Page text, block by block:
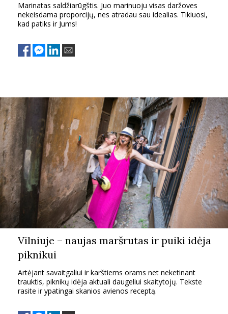
Marinatas saldžiarūgštis. Juo marinuoju visas daržoves
nekeisdama proporcijų, nes atradau sau idealias. Tikiuosi,
kad patiks ir Jums!
Vilniuje – naujas maršrutas ir puiki idėja
piknikui
Artėjant savaitgaliui ir karštiems orams net neketinant
trauktis, piknikų idėja aktuali daugeliui skaitytojų. Tekste
rasite ir ypatingai skanios avienos receptą.